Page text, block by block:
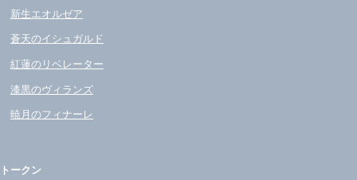
新生エオルゼア
蒼天のイシュガルド
紅蓮のリベレーター
漆黒のヴィランズ
暁月のフィナーレ
トークン